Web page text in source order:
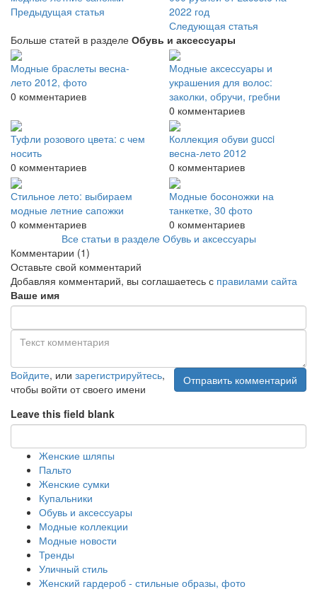
Предыдущая статья
2022 год
Следующая статья
Больше статей в разделе Обувь и аксессуары
Модные браслеты весна-
лето 2012, фото
0 комментариев
Модные аксессуары и
украшения для волос:
заколки, обручи, гребни
0 комментариев
Туфли розового цвета: с чем
носить
0 комментариев
Коллекция обуви gucci
весна-лето 2012
0 комментариев
Стильное лето: выбираем
модные летние сапожки
0 комментариев
Модные босоножки на
танкетке, 30 фото
0 комментариев
Все статьи в разделе Обувь и аксессуары
Комментарии (1)
Оставьте свой комментарий
Добавляя комментарий, вы соглашаетесь с правилами сайта
Ваше имя
Войдите, или зарегистрируйтесь,
чтобы войти от своего имени
Отправить комментарий
Leave this field blank
Женские шляпы
Пальто
Женские сумки
Купальники
Обувь и аксессуары
Модные коллекции
Модные новости
Тренды
Уличный стиль
Женский гардероб - стильные образы, фото